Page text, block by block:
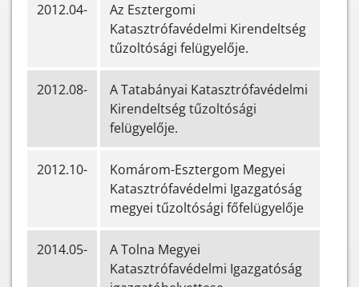
2012.04-
Az Esztergomi
Katasztrófavédelmi Kirendeltség
tűzoltósági felügyelője.
2012.08-
A Tatabányai Katasztrófavédelmi
Kirendeltség tűzoltósági
felügyelője.
2012.10-
Komárom-Esztergom Megyei
Katasztrófavédelmi Igazgatóság
megyei tűzoltósági főfelügyelője
2014.05-
A Tolna Megyei
Katasztrófavédelmi Igazgatóság